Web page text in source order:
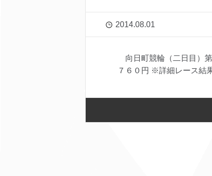
2014.08.01
向日町競輪（二日目
７６０円 ※詳細レース結